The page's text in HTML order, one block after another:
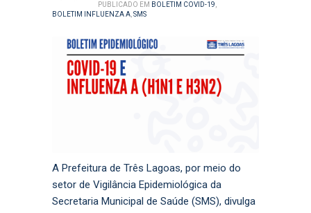
PUBLICADO EM BOLETIM COVID-19
BOLETIM INFLUENZA A SMS
A Prefeitura de Três Lagoas, por meio do
setor de Vigilância Epidemiológica da
Secretaria Municipal de Saúde (SMS), divulga